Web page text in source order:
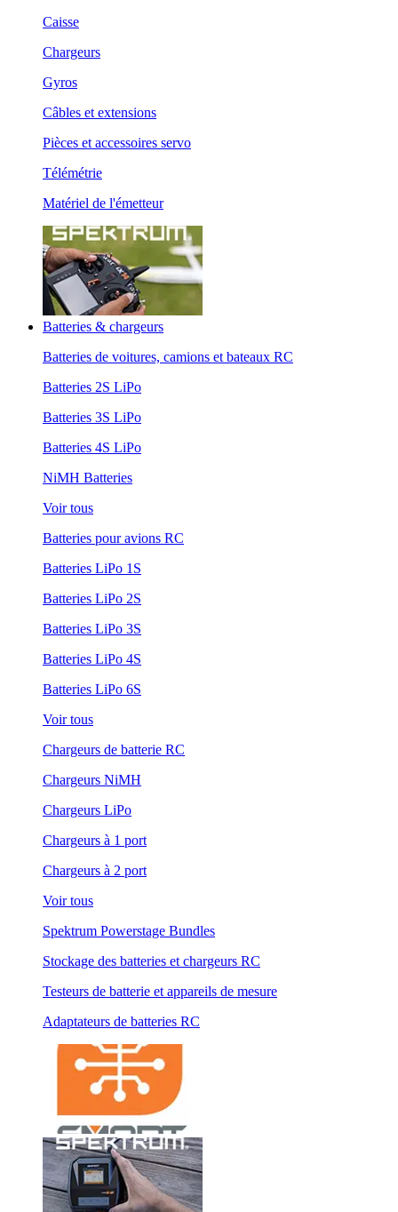
Caisse
Chargeurs
Gyros
Câbles et extensions
Pièces et accessoires servo
Télémétrie
Matériel de l'émetteur
Batteries & chargeurs
Batteries de voitures, camions et bateaux RC
Batteries 2S LiPo
Batteries 3S LiPo
Batteries 4S LiPo
NiMH Batteries
Voir tous
Batteries pour avions RC
Batteries LiPo 1S
Batteries LiPo 2S
Batteries LiPo 3S
Batteries LiPo 4S
Batteries LiPo 6S
Voir tous
Chargeurs de batterie RC
Chargeurs NiMH
Chargeurs LiPo
Chargeurs à 1 port
Chargeurs à 2 port
Voir tous
Spektrum Powerstage Bundles
Stockage des batteries et chargeurs RC
Testeurs de batterie et appareils de mesure
Adaptateurs de batteries RC